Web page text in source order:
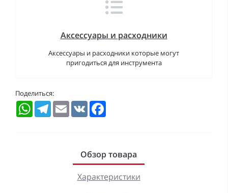
Аксессуары и расходники
Аксессуары и расходники которые могут
пригодиться для инструмента
Поделиться:
WhatsAppTelegramEmail VK
Обзор товара
Характеристики